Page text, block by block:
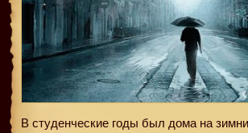
В студенческие годы был дома на